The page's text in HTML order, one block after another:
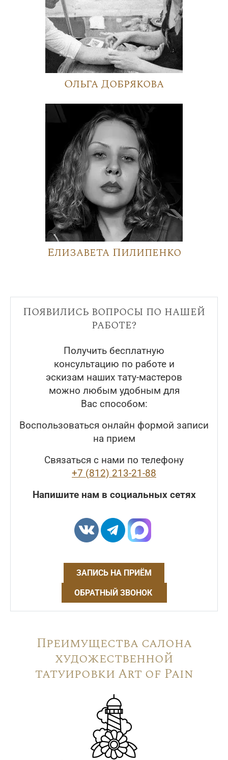
Ольга Добрякова
Елизавета Пилипенко
Появились вопросы по нашей
работе?
Получить бесплатную
консультацию по работе и
эскизам наших тату-мастеров
можно любым удобным для
Вас способом:
Воспользоваться онлайн формой записи
на прием
Связаться с нами по телефону
+7 (812) 213-21-88
Напишите нам в социальных сетях
ЗАПИСЬ НА ПРИЁМ
ОБРАТНЫЙ ЗВОНОК
Преимущества салона
художественной
татуировки Art of Pain